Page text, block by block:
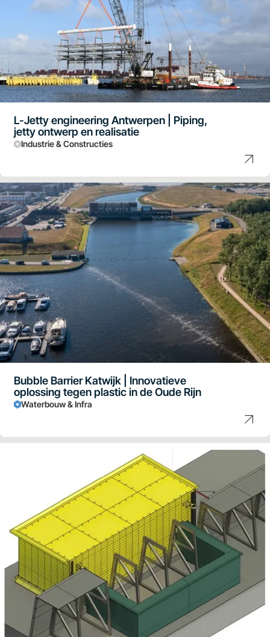
L-Jetty engineering Antwerpen | Piping,
jetty ontwerp en realisatie
Industrie & Constructies
Bubble Barrier Katwijk | Innovatieve
oplossing tegen plastic in de Oude Rijn
Waterbouw & Infra